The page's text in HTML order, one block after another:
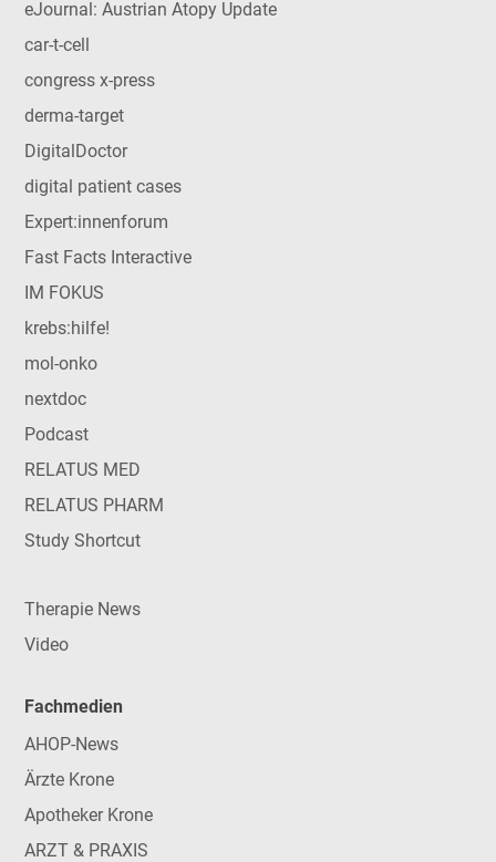
eJournal: Austrian Atopy Update
car-t-cell
congress x-press
derma-target
DigitalDoctor
digital patient cases
Expert:innenforum
Fast Facts Interactive
IM FOKUS
krebs:hilfe!
mol-onko
nextdoc
Podcast
RELATUS MED
RELATUS PHARM
Study Shortcut
Therapie News
Video
Fachmedien
AHOP-News
Ärzte Krone
Apotheker Krone
ARZT & PRAXIS